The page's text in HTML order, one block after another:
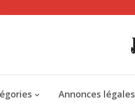
Annonces légales